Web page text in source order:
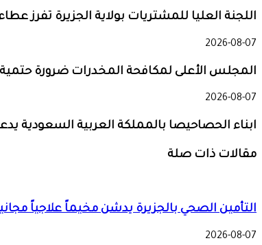
اللجنة العليا للمشتريات بولاية الجزيرة تفرز
2026-08-07
المجلس الأعلى لمكافحة المخدرات ضرورة
2026-08-07
ابناء الحصاحيصا بالمملكة العربية السعودية يدعمون 9 مدارس
مقالات ذات صلة
التأمين الصحي بالجزيرة يدشن مخيماً علاجياً
2026-08-07